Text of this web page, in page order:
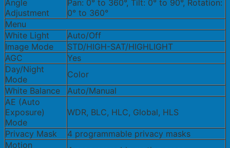
Angle
Adjustment
Pan: 0° to 360°, Tilt: 0° to 90°, Rotation:
0° to 360°
Menu
White Light
Auto/Off
Image Mode
STD/HIGH-SAT/HIGHLIGHT
AGC
Yes
Day/Night
Mode
Color
White Balance
Auto/Manual
AE (Auto
Exposure)
Mode
WDR, BLC, HLC, Global, HLS
Privacy Mask
4 programmable privacy masks
Motion